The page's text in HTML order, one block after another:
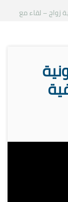
زواج – لقاء مع د.خالد